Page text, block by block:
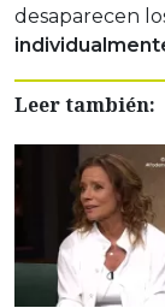
desaparecen
Leer también: